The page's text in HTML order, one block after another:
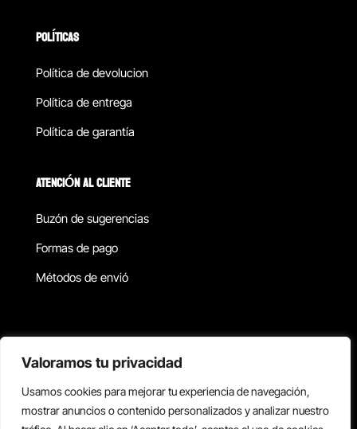
Valoramos tu privacidad
Usamos cookies para mejorar tu experiencia de navegación,
mostrar anuncios o contenido personalizados y analizar nuestro
POLÍTICAS
Política de devolucion
Política de entrega
Política de garantía
ATENCIÓN AL CLIENTE
Buzón de sugerencias
Formas de pago
Métodos de envió
Copyright © 2026 Reisix. Todos los derechos reservados.